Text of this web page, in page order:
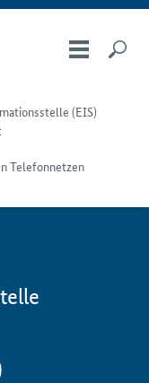
(EIS)
Telefonnetzen